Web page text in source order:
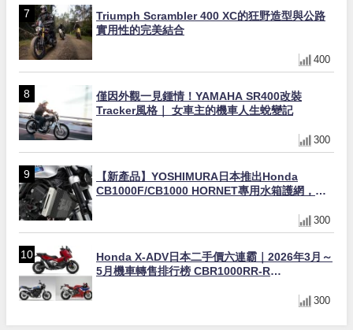
Triumph Scrambler 400 XC的狂野造型與公路
實用性的完美結合
400
僅因外觀一見鍾情！YAMAHA SR400改裝
Tracker風格｜ 女車主的機車人生蛻變記
300
【新產品】YOSHIMURA日本推出Honda
CB1000F/CB1000 HORNET專用水箱護網，六
300
Honda X-ADV日本二手價六連霸｜2026年3月～
5月機車轉售排行榜 CBR1000RR-R
300